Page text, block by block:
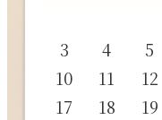
3
4 5
10
11 12
17
18 19